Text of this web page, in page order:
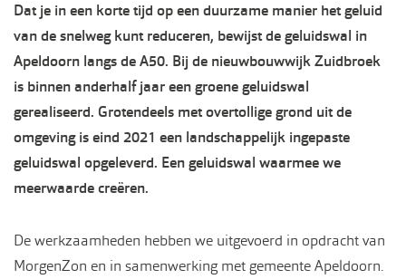
Dat je in een korte tijd op een duurzame manier het geluid
van de snelweg kunt reduceren, bewijst de geluidswal in
Apeldoorn langs de A50. Bij de nieuwbouwwijk Zuidbroek
is binnen anderhalf jaar een groene geluidswal
gerealiseerd. Grotendeels met overtollige grond uit de
omgeving is eind 2021 een landschappelijk ingepaste
geluidswal opgeleverd. Een geluidswal waarmee we
meerwaarde creëren.
De werkzaamheden hebben we uitgevoerd in opdracht van
MorgenZon en in samenwerking met gemeente Apeldoorn.